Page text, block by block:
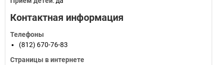
Контактная информация
Телефоны
(812) 670-76-83
Страницы в интернете